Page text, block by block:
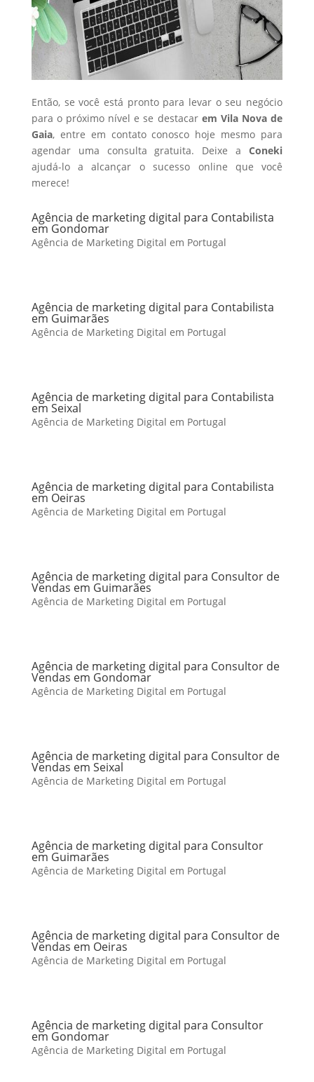
Então, se você está pronto para levar o seu negócio
para o próximo nível e se destacar em Vila Nova de
Gaia, entre em contato conosco hoje mesmo para
agendar uma consulta gratuita. Deixe aConeki
ajudá-lo a alcançar o sucesso online que você
merece!
Agência de marketing digital para Contabilista
em Gondomar
Agência de Marketing Digital em Portugal
Agência de marketing digital para Contabilista
em Guimarães
Agência de Marketing Digital em Portugal
Agência de marketing digital para Contabilista
em Seixal
Agência de Marketing Digital em Portugal
Agência de marketing digital para Contabilista
em Oeiras
Agência de Marketing Digital em Portugal
Agência de marketing digital para Consultor de
Vendas em Guimarães
Agência de Marketing Digital em Portugal
Agência de marketing digital para Consultor de
Vendas em Gondomar
Agência de Marketing Digital em Portugal
Agência de marketing digital para Consultor de
Vendas em Seixal
Agência de Marketing Digital em Portugal
Agência de marketing digital para Consultor
em Guimarães
Agência de Marketing Digital em Portugal
Agência de marketing digital para Consultor de
Vendas em Oeiras
Agência de Marketing Digital em Portugal
Agência de marketing digital para Consultor
em Gondomar
Agência de Marketing Digital em Portugal